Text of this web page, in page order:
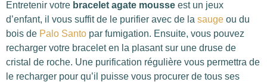
Entretenir votre bracelet agate mousse est un jeux
d’enfant, il vous suffit de le purifier avec de la sauge ou du
bois de Palo Santo par fumigation. Ensuite, vous pouvez
recharger votre bracelet en la plasant sur une druse de
cristal de roche. Une purification régulière vous permettra de
le recharger pour qu’il puisse vous procurer de tous ses